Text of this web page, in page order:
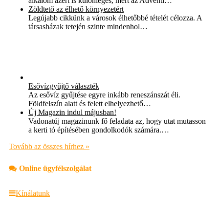
Zöldtető az élhető környezetért
Legújabb cikkünk a városok élhetőbbé tételét célozza. A
társasházak tetején szinte mindenhol…
Esővízgyűjtő választék
Az esővíz gyűjtése egyre inkább reneszánszát éli.
Földfelszín alatt és felett elhelyezhető…
Új Magazin indul májusban!
Vadonatúj magazinunk fő feladata az, hogy utat mutasson
a kerti tó építésében gondolkodók számára.…
Tovább az összes hírhez »
Online ügyfélszolgálat
Kínálatunk